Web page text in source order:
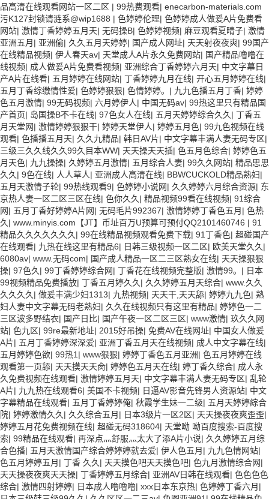
品高清在线观看网站一区二区 | 99热费观看| enecarbon-materials.com
污K127封锁请涟系@wip1688 | 色婷婷伦理| 色婷婷成人做爰A片免费看
网站| 激情丁香婷婷五月天| 无码操B| 色婷婷视频| 麻豆观看夏晴子| 激情
亚洲五月 | 亚洲偷| 久久五月天婷婷| 国产成人网址| 天天射夜夜爽| 99国产
在线精品视频| 伊人春天av| 天堂成人A片永久免费网站| 国产精品噜噜在
线视频| 成人做爰A片免费看视频| 亚洲综合丁香婷婷六月天| 中文字幕日
产A片在线看| 五月婷婷在线网站| 丁香婷婷九月在线| 开心五月婷婷在线|
五月丁香综缴情性爱| 色婷婷狠狠| 色情婷婷。 | 九九色播五月丁香| 婷婷
色五月激情| 99无码视频| 六月婷伊人| 中国无码av| 99热这里只有精品国
产首页| 岛国操B不卡在线| 97色女人在线| 五月天婷婷综合久久 | 丁香五
月天堂网| 激情婷婷狠狠干| 婷婷天堂伊人| 婷婷五月色| 99九色视频在线
观看| 色播播五月天| 久久九精品| 韩日AV片| 中文字幕丰满人妻无码专区|
三级三久久线久久99久目本WW| 天天操天天插| 色五月色综合| 婷婷色五
月天色| 九九操操| 久婷婷五月激情| 五月综合人妻| 99久久网站| 精品思思
久久 | 9色在线| 人人草人| 亚洲成人高清在线| BBWCUCKOLD精品熟妇|
五月天激情子轮| 99热线观看9| 色婷婷小说网| 久久婷婷六月综合资源| 东
京热人妻一区二区三区在线| 色你久久 | 精品视频99看在线视频| 91综合
网| 五月丁香好婷婷A片网| 无码毛片992367| 激情婷婷丁香色五月 | 色热
久 | www.minyis.com【JT】币址百万U预算可预付QQ2101460746 | 91
精品久久久久久久久 | 99在线精品视频观看免费下载| 91丁香色| 超碰国产
在线观看| 九热在线这里有精品6| 日韩三级视频一区二区| 欧美天堂久久 |
6080av| www.无码com| 国产成人精品一区二三区熟女在线| 天天操狠狠
操| 97色久 | 99丁香婷婷综合网| 丁香花在线视频完整版| 激情99。 | 日本
99视频精品免费播放| 丁香五月婷久久 | 久久婷婷五月天综合| www.久久
久久久久 | 做爰丰满少妇1313| 九热视频| 天天干,天天舔| 婷婷九九色| 熟
妇人妻中文字幕无码老熟妇| 久久在线视频只有这里有精品| 婷婷色一二
三区波多野结衣| 国产日比| 国产午夜一区二区三区| www激情| 玖久久网
站| 色九区| 99re最新地址| 2015好吊操| 免费AV在线网址| 中国女人做爰
A片| 五月丁香婷婷深深爱| 亚洲丁香五月天在线视频| 成人中文字幕在线|
五月婷婷色欲| 99热1 | www狠狠| 婷婷丁香色五月亚洲| 色五月婷婷在线
观看第一页舔| 天天摸天天肏| 婷婷色五月天在线| 婷丁香久综合| 成人永
久免费视频在线观看| 激情婷婷五月天| 中文字幕丰满人妻无码专区| 乱轮
A片| 九九热在线观看6| 美国不卡视频| 日逼AV影音先锋男人资源站| 中文
字幕精品在线观看| 五月丁香婷婷俺| 秋霞学生妹一二级| 五月天婷婷綜合
院| 婷婷激情久久 | 久久综合五月 | 日本3级片一区2区| 天天操夜夜爽歪歪|
婷婷五月花免费视频在线| 超碰无码318604| 天堂呦 呦百度搜索-百度搜
索| 99精品在线观看| 再深点灬舒服灬太大了添A片小说| 久久婷婷五月综
合色播| 五月天激情国产综合婷婷婷就去爱| 伊人色五月 | 九九色情网站|
色五月婷婷五月 | 丁香 久久 | 天天摸色吧天天摸色吧| 色九月激情综合网|
天天操夜夜爽天天操| 丁香婷婷五月综合| 亚洲AV日韩在线观看| 色色色色
综合| 激情四射婷婷| 日本成人噜噜噜| xxx日本东京热| 色婷婷丁香六月 |